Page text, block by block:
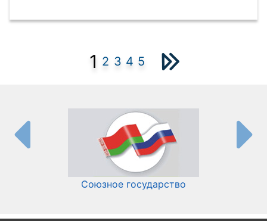
1 2 3 4 5
Союзное государство